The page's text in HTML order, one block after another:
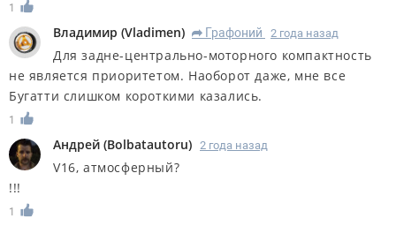
1
Владимир (Vladimen) R Графоний 2 года назад
Для задне-центрально-моторного компактность
не является приоритетом. Наоборот даже, мне все
Бугатти слишком короткими казались.
1
Андрей (Bolbatautoru) 2 года назад
V16, атмосферный?
!!!
1